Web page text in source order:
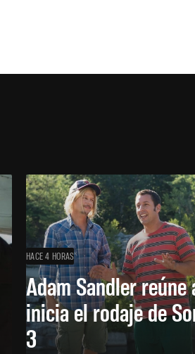
HACE 4 HORAS
Adam Sandler
inicia el rodaje de
3